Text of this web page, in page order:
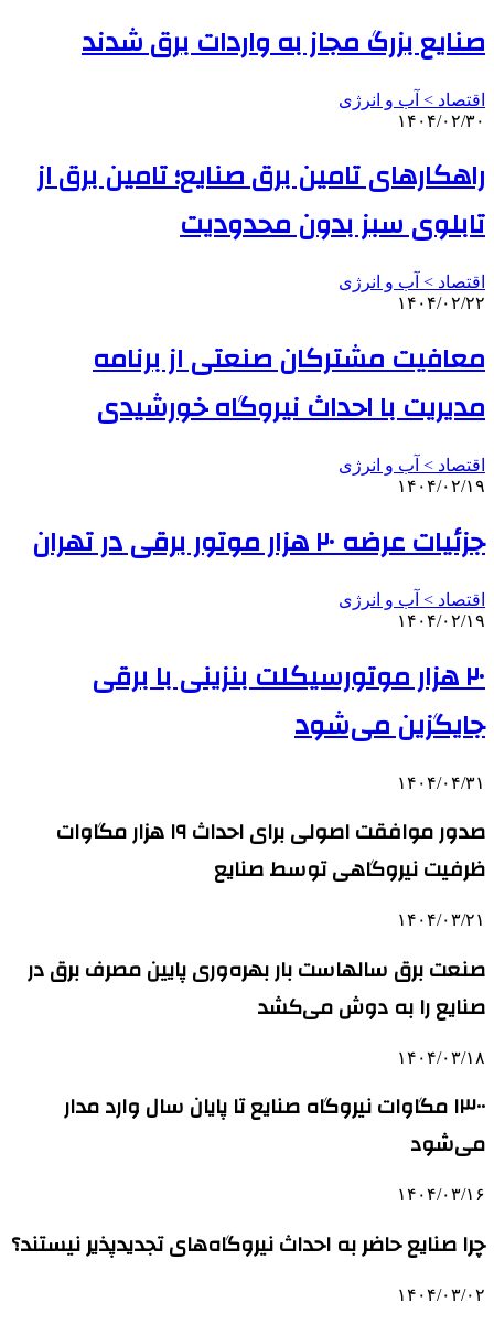
صنایع بزرگ مجاز به واردات برق شدند
اقتصاد > آب و انرژی
۱۴۰۴/۰۲/۳۰
راهکارهای تامین برق صنایع؛ تامین برق از
تابلوی سبز بدون محدودیت
اقتصاد > آب و انرژی
۱۴۰۴/۰۲/۲۲
معافیت مشترکان صنعتی از برنامه
مدیریت با احداث نیروگاه خورشیدی
اقتصاد > آب و انرژی
۱۴۰۴/۰۲/۱۹
جزئیات عرضه ۲۰ هزار موتور برقی در تهران
اقتصاد > آب و انرژی
۱۴۰۴/۰۲/۱۹
۲۰ هزار موتورسیکلت بنزینی با برقی
جایگزین می‌شود
۱۴۰۴/۰۴/۳۱
صدور موافقت اصولی برای احداث ۱۹ هزار مگاوات
ظرفیت نیروگاهی توسط صنایع
۱۴۰۴/۰۳/۲۱
صنعت برق سالهاست بار بهره‌وری پایین مصرف برق در
صنایع را به دوش می‌کشد
۱۴۰۴/۰۳/۱۸
۱۳۰۰ مگاوات نیروگاه صنایع تا پایان سال وارد مدار
می‌شود
۱۴۰۴/۰۳/۱۶
چرا صنایع حاضر به احداث نیروگاه‌های تجدیدپذیر نیستند؟
۱۴۰۴/۰۳/۰۲